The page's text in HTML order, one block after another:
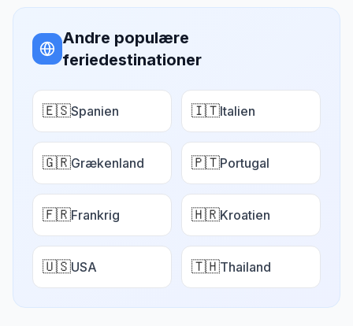
Andre populære
feriedestinationer
🇪🇸Spanien 🇮🇹Italien
🇬🇷Grækenland 🇵🇹Portugal
🇫🇷Frankrig 🇭🇷Kroatien
🇺🇸USA 🇹🇭Thailand